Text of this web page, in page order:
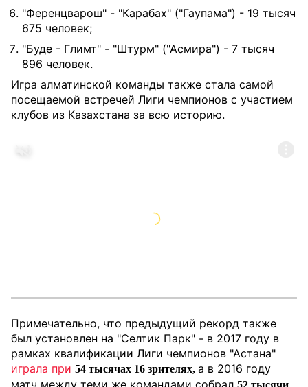
"Ференцварош" - "Карабах" ("Гаупама") - 19 тысяч
675 человек;
"Буде - Глимт" - "Штурм" ("Асмира") - 7 тысяч
896 человек.
Игра алматинской команды также стала самой
посещаемой встречей Лиги чемпионов с участием
клубов из Казахстана за всю историю.
Примечательно, что предыдущий рекорд также
был установлен на "Селтик Парк" - в 2017 году в
рамках квалификации Лиги чемпионов "Астана"
играла при 54 тысячах 16 зрителях, а в 2016 году
матч между теми же командами собрал 52 тысячи